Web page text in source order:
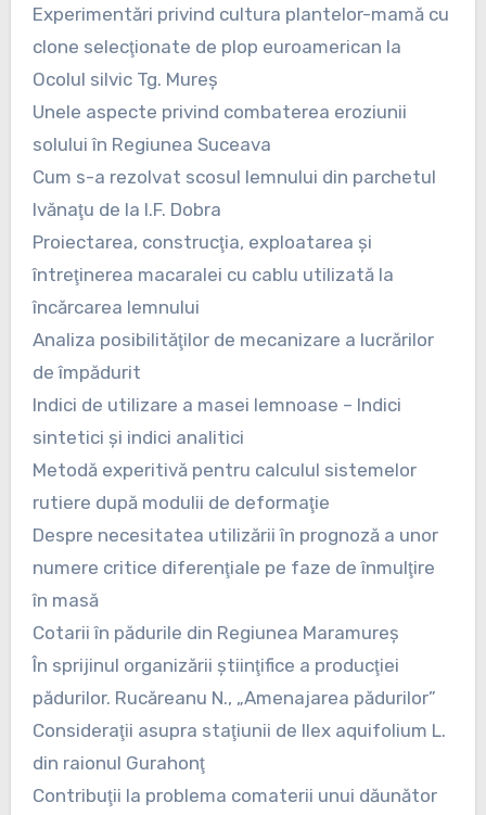
Experimentări privind cultura plantelor-mamă cu
clone selecţionate de plop euroamerican la
Ocolul silvic Tg. Mureş
Unele aspecte privind combaterea eroziunii
solului în Regiunea Suceava
Cum s-a rezolvat scosul lemnului din parchetul
Ivănaţu de la I.F. Dobra
Proiectarea, construcţia, exploatarea şi
întreţinerea macaralei cu cablu utilizată la
încărcarea lemnului
Analiza posibilităţilor de mecanizare a lucrărilor
de împădurit
Indici de utilizare a masei lemnoase – Indici
sintetici şi indici analitici
Metodă experitivă pentru calculul sistemelor
rutiere după modulii de deformaţie
Despre necesitatea utilizării în prognoză a unor
numere critice diferenţiale pe faze de înmulţire
în masă
Cotarii în pădurile din Regiunea Maramureş
În sprijinul organizării ştiinţifice a producţiei
pădurilor. Rucăreanu N., „Amenajarea pădurilor”
Consideraţii asupra staţiunii de Ilex aquifolium L.
din raionul Gurahonţ
Contribuţii la problema comaterii unui dăunător